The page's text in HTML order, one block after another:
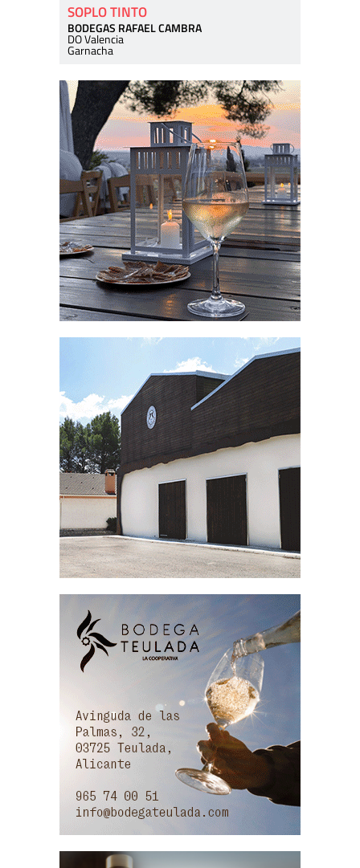
SOPLO TINTO
BODEGAS RAFAEL CAMBRA
DO Valencia
Garnacha